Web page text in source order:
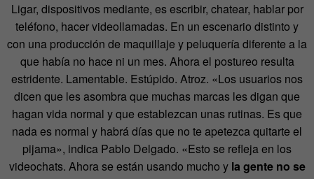
Ligar, dispositivos mediante, es escribir, chatear, hablar por
teléfono, hacer videollamadas. En un escenario distinto y
con una producción de maquillaje y peluquería diferente a la
que había no hace ni un mes. Ahora el postureo resulta
estridente. Lamentable. Estúpido. Atroz. «Los usuarios nos
dicen que les asombra que muchas marcas les digan que
hagan vida normal y que establezcan unas rutinas. Es que
nada es normal y habrá días que no te apetezca quitarte el
pijama», indica Pablo Delgado. «Esto se refleja en los
videochats. Ahora se están usando mucho y la gente no se